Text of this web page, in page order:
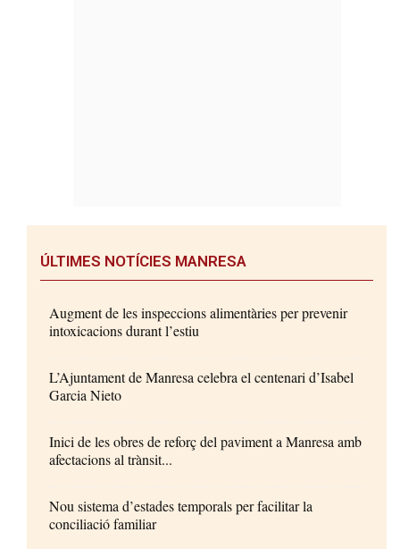
ÚLTIMES NOTÍCIES MANRESA
Augment de les inspeccions alimentàries per prevenir
intoxicacions durant l’estiu
L’Ajuntament de Manresa celebra el centenari d’Isabel
Garcia Nieto
Inici de les obres de reforç del paviment a Manresa amb
afectacions al trànsit...
Nou sistema d’estades temporals per facilitar la
conciliació familiar